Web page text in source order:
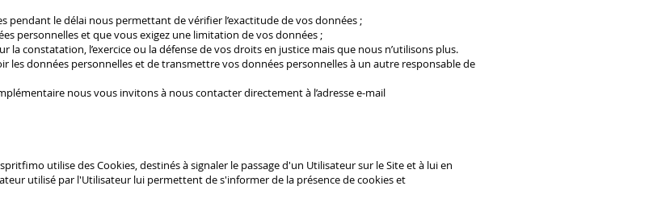
pendant le délai nous permettant de vérifier l’exactitude de vos données ;
personnelles et que vous exigez une limitation de vos données ;
la constatation, l’exercice ou la défense de vos droits en justice mais que nous n’utilisons plus.
les données personnelles et de transmettre vos données personnelles à un autre responsable de
nous vous invitons à nous contacter directement à l’adresse e-mail
utilise des Cookies, destinés à signaler le passage d'un Utilisateur sur le Site et à lui en
utilisé par l'Utilisateur lui permettent de s'informer de la présence de cookies et